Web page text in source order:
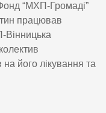
“МХП-Громаді”
працював
Вінницька
на його лікування та